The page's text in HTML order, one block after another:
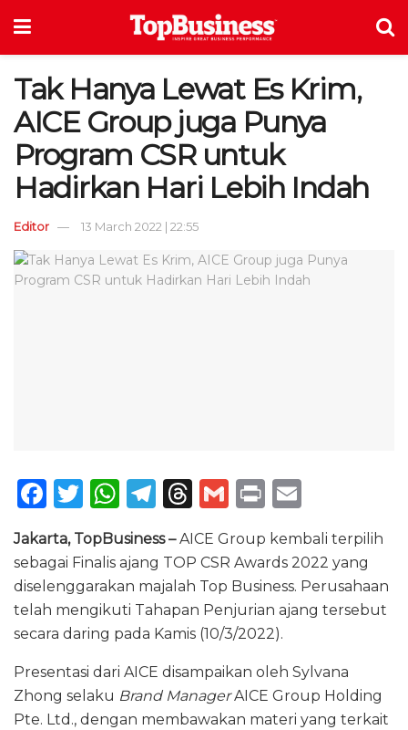
Tak Hanya Lewat Es Krim,
AICE Group juga Punya
Program CSR untuk
Hadirkan Hari Lebih Indah
Editor 13 March 2022 | 22:55
F
c
e
b
o
o
k
T
w
it
te
r
W
h
a
ts
A
p
p
T
e
g
ra
m
T
re
a
d
s
G
ai
l
P
ri
n
t
m
ai
l
Jakarta, TopBusiness –AICE Group kembali terpilih
sebagai Finalis ajang TOP CSR Awards 2022 yang
diselenggarakan majalah Top Business. Perusahaan
telah mengikuti Tahapan Penjurian ajang tersebut
secara daring pada Kamis (10/3/2022).
Presentasi dari AICE disampaikan oleh Sylvana
Zhong selaku Brand ManagerAICE Group Holding
Pte. Ltd., dengan membawakan materi yang terkait